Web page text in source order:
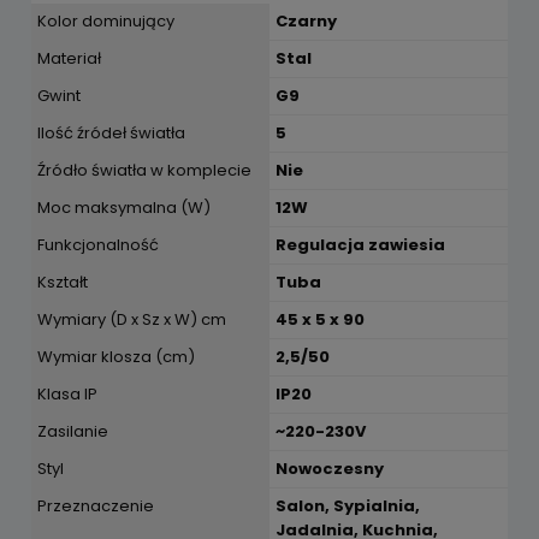
Kolor dominujący
Czarny
Materiał
Stal
Gwint
G9
Ilość źródeł światła
5
Źródło światła w komplecie
Nie
Moc maksymalna (W)
12W
Funkcjonalność
Regulacja zawiesia
Kształt
Tuba
Wymiary (D x Sz x W) cm
45 x 5 x 90
Wymiar klosza (cm)
2,5/50
Klasa IP
IP20
Zasilanie
~220-230V
Styl
Nowoczesny
Przeznaczenie
Salon, Sypialnia,
Jadalnia, Kuchnia,